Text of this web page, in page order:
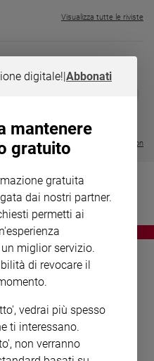
Visualizza tutte le riviste
Visualizza tutte le collection
POLICY
digitale!|Abbonati
mantenere
gratuito
gratuita
dai nostri partner.
permetti ai
miglior servizio.
di revocare il
vedrai più spesso
ti interessano.
non verranno